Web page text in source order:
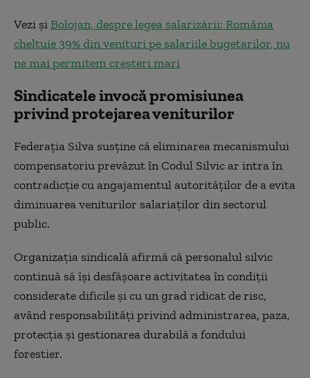
Vezi șiBolojan, despre legea salarizării: România
cheltuie 39% din venituri pe salariile bugetarilor, nu
ne mai permitem creșteri mari
Sindicatele invocă promisiunea
privind protejarea veniturilor
Federația Silva susține că eliminarea mecanismului
compensatoriu prevăzut în Codul Silvic ar intra în
contradicție cu angajamentul autorităților de a evita
diminuarea veniturilor salariaților din sectorul
public.
Organizația sindicală afirmă că personalul silvic
continuă să își desfășoare activitatea în condiții
considerate dificile și cu un grad ridicat de risc,
având responsabilități privind administrarea, paza,
protecția și gestionarea durabilă a fondului
forestier.